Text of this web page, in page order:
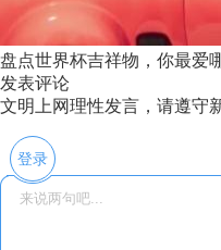
盘点世界杯吉祥物，你最爱
发表评论
文明上网理性发言，请遵守
登录